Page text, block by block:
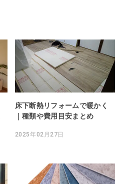
床下断熱リフォームで暖かく
｜種類や費用目安まとめ
2025年02月27日